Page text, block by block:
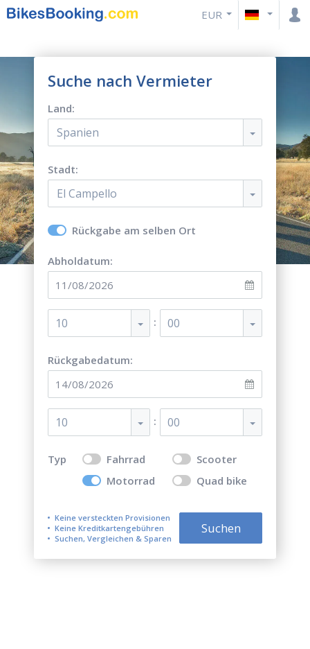
EUR
Suche nach Vermieter
Land:
Spanien
Stadt:
El Campello
Rückgabe am selben Ort
Abholdatum:
10 : 00
Rückgabedatum:
10 : 00
Typ Fahrrad
Scooter
Motorrad
Quad bike
Keine versteckten Provisionen
Keine Kreditkartengebühren
Suchen, Vergleichen & Sparen
Suchen